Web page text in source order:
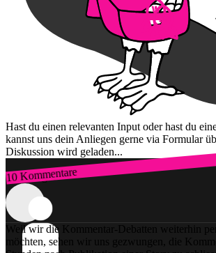
Hast du einen relevanten Input oder hast du
kannst uns dein Anliegen gerne via Formular
Diskussion wird geladen...
10 Kommentare
Zum Login
Weil wir die Kommentar-Debatten weiterhin
möchten, sehen wir uns gezwungen, die